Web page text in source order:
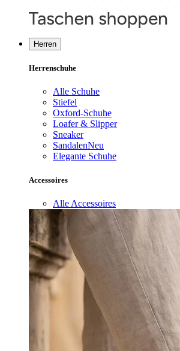
Herren
Herrenschuhe
Alle Schuhe
Stiefel
Oxford-Schuhe
Loafer & Slipper
Sneaker
SandalenNeu
Elegante Schuhe
Accessoires
Alle Accessoires